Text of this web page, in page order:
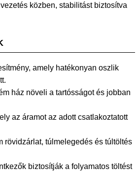
közben, stabilitást biztosítva
amely hatékonyan oszlik
ház növeli a tartósságot és jobban
az áramot az adott csatlakoztatott
rövidzárlat, túlmelegedés és túltöltés
biztosítják a folyamatos töltést